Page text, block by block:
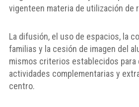
vigenteen materia de utilización de
La difusión, el uso de espacios, la
familias y la cesión de imagen del
mismos criterios establecidos para
actividades complementarias y
centro.